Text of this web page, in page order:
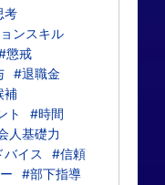
考
ンスキル
懲戒
#退職金
補
ト
#時間
人基礎力
バイス
#信頼
#部下指導